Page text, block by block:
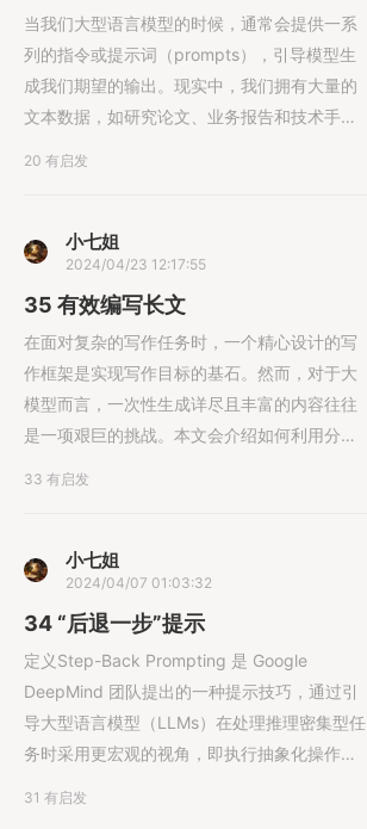
当我们大型语言模型的时候，通常会提供一系
列的指令或提示词（prompts），引导模型生
成我们期望的输出。现实中，我们拥有大量的
文本数据，如研究论文、业务报告和技术手册
20 有启发
小七姐
2024/04/23 12:17:55
35 有效编写长文
在面对复杂的写作任务时，一个精心设计的写
作框架是实现写作目标的基石。然而，对于大
模型而言，一次性生成详尽且丰富的内容往往
是一项艰巨的挑战。本文会介绍如何利用分治
33 有启发
小七姐
2024/04/07 01:03:32
34 “后退一步”提示
定义Step-Back Prompting 是 Google
DeepMind 团队提出的一种提示技巧，通过引
导大型语言模型（LLMs）在处理推理密集型任
务时采用更宏观的视角，即执行抽象化操作
31 有启发